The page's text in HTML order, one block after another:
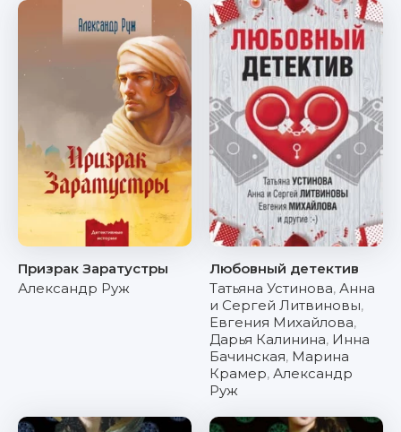
Призрак Заратустры
Александр Руж
Любовный детектив
Татьяна Устинова, Анна
и Сергей Литвиновы,
Евгения Михайлова,
Дарья Калинина, Инна
Бачинская, Марина
Крамер, Александр
Руж